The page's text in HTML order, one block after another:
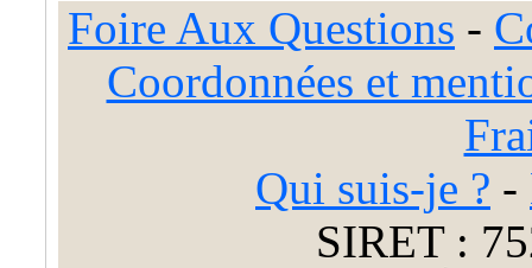
Foire Aux Questions -
Coordonnées et
Qui suis-je ? -
SIRET :